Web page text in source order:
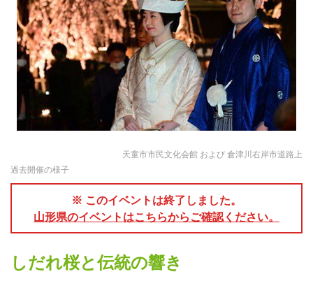
天童市市民文化会館 および 倉津川右岸市道路上
過去開催の様子
※ このイベントは終了しました。
山形県のイベントはこちらからご確認ください。
しだれ桜と伝統の響き